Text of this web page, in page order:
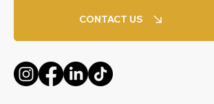
CONTACT US